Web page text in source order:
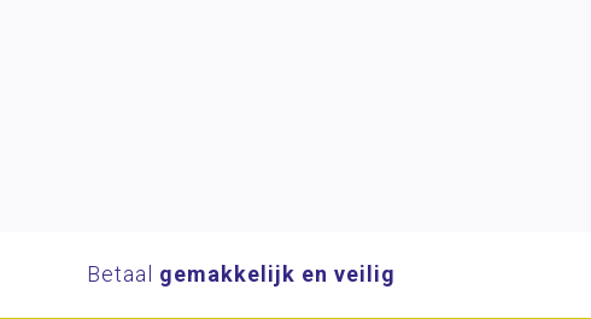
Betaal gemakkelijk en veilig